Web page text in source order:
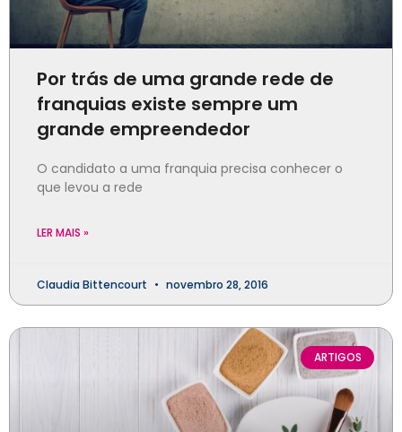
Por trás de uma grande rede de
franquias existe sempre um
grande empreendedor
O candidato a uma franquia precisa conhecer o
que levou a rede
LER MAIS »
Claudia Bittencourt novembro 28, 2016
ARTIGOS